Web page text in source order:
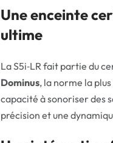
Une enceinte
ultime
La S5i‑LR fait partie du
Dominus, la norme la
capacité à sonoriser des
précision et une